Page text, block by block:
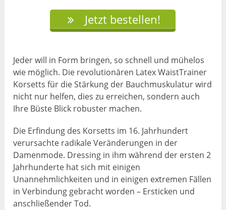
Jetzt bestellen!
Jeder will in Form bringen, so schnell und mühelos
wie möglich. Die revolutionären Latex WaistTrainer
Korsetts für die Stärkung der Bauchmuskulatur wird
nicht nur helfen, dies zu erreichen, sondern auch
Ihre Büste Blick robuster machen.
Die Erfindung des Korsetts im 16. Jahrhundert
verursachte radikale Veränderungen in der
Damenmode. Dressing in ihm während der ersten 2
Jahrhunderte hat sich mit einigen
Unannehmlichkeiten und in einigen extremen Fällen
in Verbindung gebracht worden – Ersticken und
anschließender Tod.